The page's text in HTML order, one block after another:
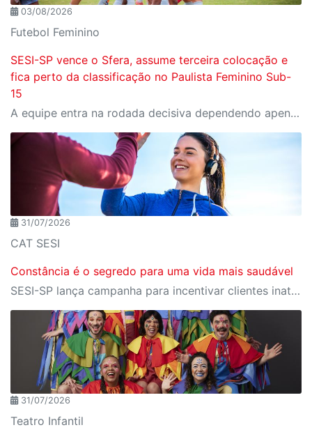
03/08/2026
Futebol Feminino
SESI-SP vence o Sfera, assume terceira colocação e
fica perto da classificação no Paulista Feminino Sub-
15
A equipe entra na rodada decisiva dependendo apenas de seus próprios resultados para avançar ao mata-mata
31/07/2026
CAT SESI
Constância é o segredo para uma vida mais saudável
SESI-SP lança campanha para incentivar clientes inativos a retomarem a prática de atividades físicas, esporte e lazer com benefícios exclusivos
31/07/2026
Teatro Infantil